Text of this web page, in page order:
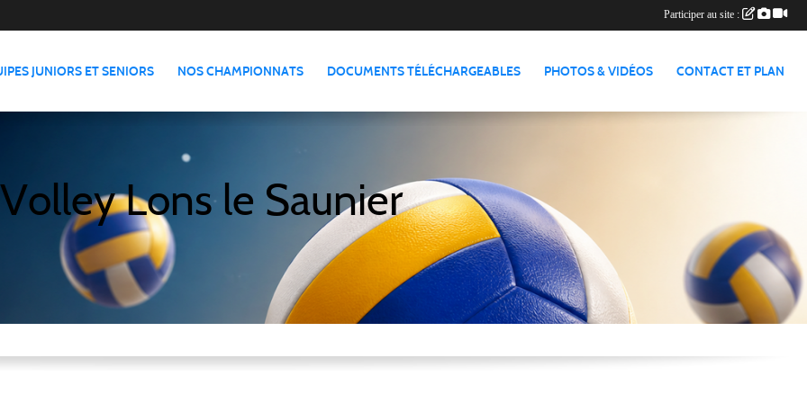
JUNIORS ET SENIORS NOS CHAMPIONNATS DOCUMENTS TÉLÉCHARGEABLES PHOTOS & VIDÉOS CONTACT ET PLAN
Volley Lons le Saunier
Participer au site :